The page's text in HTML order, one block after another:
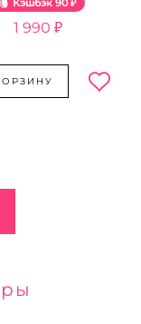
Кэшбэк 90 ₽
1 990 ₽